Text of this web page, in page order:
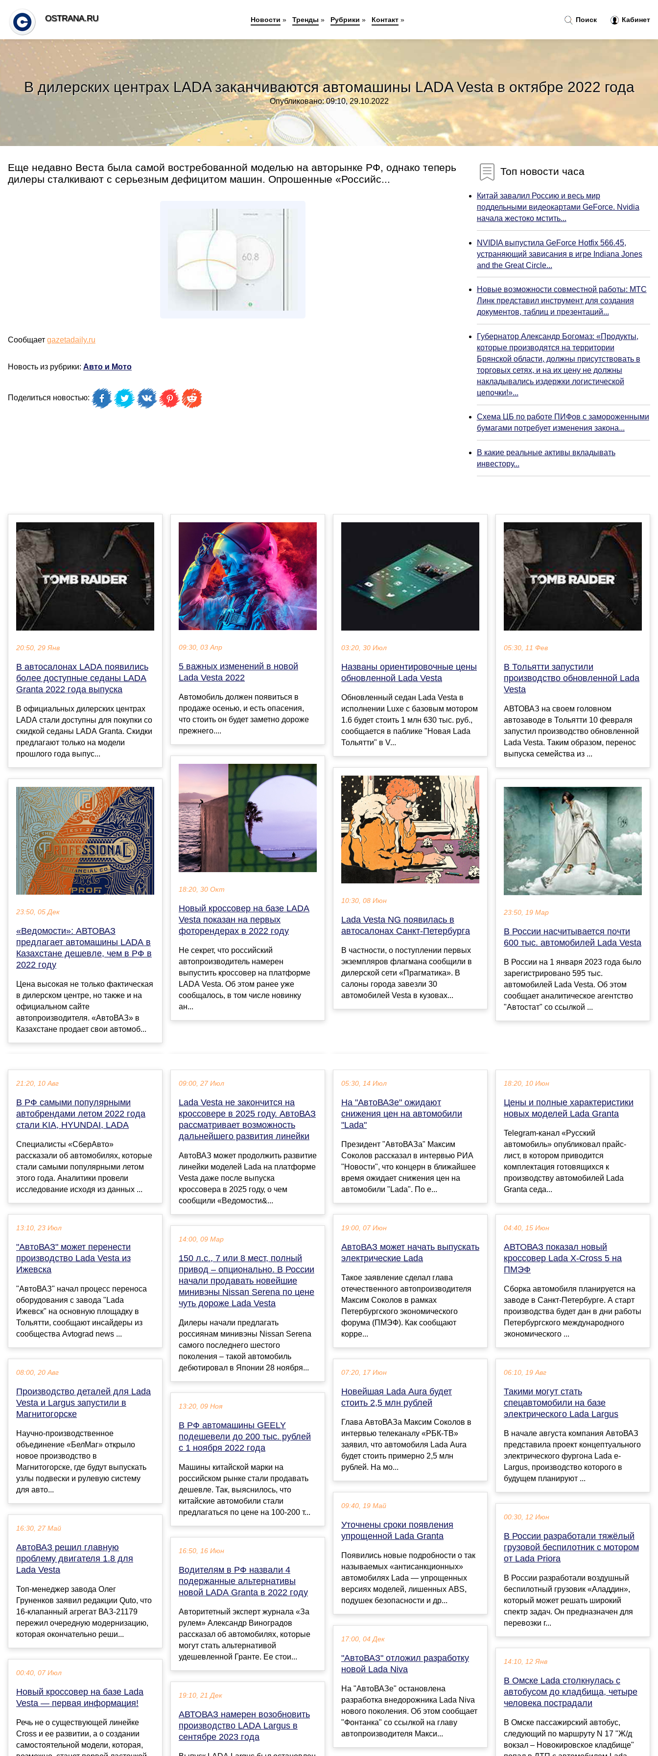
В дилерских центрах LADA заканчиваются автомашины LADA Vesta в октябре 2022 года
Опубликовано: 09:10, 29.10.2022
Еще недавно Веста была самой востребованной моделью на авторынке РФ, однако теперь
дилеры сталкивают с серьезным дефицитом машин. Опрошенные «Российс...
Сообщает gazetadaily.ru
Новость из рубрики: Авто и Мото
Поделиться новостью:
Топ новости часа
Китай завалил Россию и весь мир
поддельными видеокартами GeForce. Nvidia
начала жестоко мстить...
NVIDIA выпустила GeForce Hotfix 566.45,
устраняющий зависания в игре Indiana Jones
and the Great Circle...
Новые возможности совместной работы: МТС
Линк представил инструмент для создания
документов, таблиц и презентаций...
Губернатор Александр Богомаз: «Продукты,
которые производятся на территории
Брянской области, должны присутствовать в
торговых сетях, и на их цену не должны
накладывались издержки логистической
цепочки!»...
Схема ЦБ по работе ПИФов с замороженными
бумагами потребует изменения закона...
В какие реальные активы вкладывать
инвестору...
20:50, 29 Янв
В автосалонах LADA появились
более доступные седаны LADA
Granta 2022 года выпуска
В официальных дилерских центрах
LADA стали доступны для покупки со
скидкой седаны LADA Granta. Скидки
предлагают только на модели
прошлого года выпус...
23:50, 05 Дек
«Ведомости»: АВТОВАЗ
предлагает автомашины LADA в
Казахстане дешевле, чем в РФ в
2022 году
Цена высокая не только фактическая
в дилерском центре, но также и на
официальном сайте
автопроизводителя. «АвтоВАЗ» в
Казахстане продает свои автомоб...
09:30, 03 Апр
5 важных изменений в новой
Lada Vesta 2022
Автомобиль должен появиться в
продаже осенью, и есть опасения,
что стоить он будет заметно дороже
прежнего....
18:20, 30 Окт
Новый кроссовер на базе LADA
Vesta показан на первых
фоторендерах в 2022 году
Не секрет, что российский
автопроизводитель намерен
выпустить кроссовер на платформе
LADA Vesta. Об этом ранее уже
сообщалось, в том числе новинку
ан...
03:20, 30 Июл
Названы ориентировочные цены
обновленной Lada Vesta
Обновленный седан Lada Vesta в
исполнении Luxe с базовым мотором
1.6 будет стоить 1 млн 630 тыс. руб.,
сообщается в паблике "Новая Lada
Тольятти" в V...
10:30, 08 Июн
Lada Vesta NG появилась в
автосалонах Санкт-Петербурга
В частности, о поступлении первых
экземпляров флагмана сообщили в
дилерской сети «Прагматика». В
салоны города завезли 30
автомобилей Vesta в кузовах...
05:30, 11 Фев
В Тольятти запустили
производство обновленной Lada
Vesta
АВТОВАЗ на своем головном
автозаводе в Тольятти 10 февраля
запустил производство обновленной
Lada Vesta. Таким образом, перенос
выпуска семейства из ...
23:50, 19 Мар
В России насчитывается почти
600 тыс. автомобилей Lada Vesta
В России на 1 января 2023 года было
зарегистрировано 595 тыс.
автомобилей Lada Vesta. Об этом
сообщает аналитическое агентство
"Автостат" со ссылкой ...
21:20, 10 Авг
В РФ самыми популярными
автобрендами летом 2022 года
стали KIA, HYUNDAI, LADA
Специалисты «СберАвто»
рассказали об автомобилях, которые
стали самыми популярными летом
этого года. Аналитики провели
исследование исходя из данных ...
13:10, 23 Июл
"АвтоВАЗ" может перенести
производство Lada Vesta из
Ижевска
"АвтоВАЗ" начал процесс переноса
оборудования с завода "Lada
Ижевск" на основную площадку в
Тольятти, сообщают инсайдеры из
сообщества Avtograd news ...
08:00, 20 Авг
Производство деталей для Lada
Vesta и Largus запустили в
Магнитогорске
Научно-производственное
объединение «БелМаг» открыло
новое производство в
Магнитогорске, где будут выпускать
узлы подвески и рулевую систему
для авто...
16:30, 27 Май
АвтоВАЗ решил главную
проблему двигателя 1.8 для
Lada Vesta
Топ-менеджер завода Олег
Груненков заявил редакции Quto, что
16-клапанный агрегат ВАЗ-21179
пережил очередную модернизацию,
которая окончательно реши...
00:40, 07 Июл
Новый кроссовер на базе Lada
Vesta — первая информация!
Речь не о существующей линейке
Cross и ее развитии, а о создании
самостоятельной модели, которая,
09:00, 27 Июл
Lada Vesta не закончится на
кроссовере в 2025 году. АвтоВАЗ
рассматривает возможность
дальнейшего развития линейки
АвтоВАЗ может продолжить развитие
линейки моделей Lada на платформе
Vesta даже после выпуска
кроссовера в 2025 году, о чем
сообщили «Ведомости&...
14:00, 09 Мар
150 л.с., 7 или 8 мест, полный
привод – опционально. В России
начали продавать новейшие
минивэны Nissan Serena по цене
чуть дороже Lada Vesta
Дилеры начали предлагать
россиянам минивэны Nissan Serena
самого последнего шестого
поколения – такой автомобиль
дебютировал в Японии 28 ноября...
13:20, 09 Ноя
В РФ автомашины GEELY
подешевели до 200 тыс. рублей
с 1 ноября 2022 года
Машины китайской марки на
российском рынке стали продавать
дешевле. Так, выяснилось, что
китайские автомобили стали
предлагаться по цене на 100-200 т...
16:50, 16 Июн
Водителям в РФ назвали 4
подержанные альтернативы
новой LADA Granta в 2022 году
Авторитетный эксперт журнала «За
рулем» Александр Виноградов
рассказал об автомобилях, которые
могут стать альтернативой
удешевленной Гранте. Ее стои...
19:10, 21 Дек
АВТОВАЗ намерен возобновить
производство LADA Largus в
сентябре 2023 года
05:30, 14 Июл
На "АвтоВАЗе" ожидают
снижения цен на автомобили
"Lada"
Президент "АвтоВАЗа" Максим
Соколов рассказал в интервью РИА
"Новости", что концерн в ближайшее
время ожидает снижения цен на
автомобили "Lada". По е...
19:00, 07 Июн
АвтоВАЗ может начать выпускать
электрические Lada
Такое заявление сделал глава
отечественного автопроизводителя
Максим Соколов в рамках
Петербургского экономического
форума (ПМЭФ). Как сообщают
корре...
07:20, 17 Июн
Новейшая Lada Aura будет
стоить 2,5 млн рублей
Глава АвтоВАЗа Максим Соколов в
интервью телеканалу «РБК-ТВ»
заявил, что автомобиля Lada Aura
будет стоить примерно 2,5 млн
рублей. На мо...
09:40, 19 Май
Уточнены сроки появления
упрощенной Lada Granta
Появились новые подробности о так
называемых «антисанкционных»
автомобилях Lada — упрощенных
версиях моделей, лишенных ABS,
подушек безопасности и др...
17:00, 04 Дек
"АвтоВАЗ" отложил разработку
новой Lada Niva
На "АвтоВАЗе" остановлена
разработка внедорожника Lada Niva
нового поколения. Об этом сообщает
"Фонтанка" со ссылкой на главу
автопроизводителя Макси...
18:20, 10 Июн
Цены и полные характеристики
новых моделей Lada Granta
Telegram-канал «Русский
автомобиль» опубликовал прайс-
лист, в котором приводится
комплектация готовящихся к
производству автомобилей Lada
Granta седа...
04:40, 15 Июн
АВТОВАЗ показал новый
кроссовер Lada X-Cross 5 на
ПМЭФ
Сборка автомобиля планируется на
заводе в Санкт-Петербурге. А старт
производства будет дан в дни работы
Петербургского международного
экономического ...
06:10, 19 Авг
Такими могут стать
спецавтомобили на базе
электрического Lada Largus
В начале августа компания АвтоВАЗ
представила проект концептуального
электрического фургона Lada e-
Largus, производство которого в
будущем планируют ...
00:30, 12 Июн
В России разработали тяжёлый
грузовой беспилотник с мотором
от Lada Priora
В России разработали воздушный
беспилотный грузовик «Аладдин»,
который может решать широкий
спектр задач. Он предназначен для
перевозки г...
14:10, 12 Янв
В Омске Lada столкнулась с
автобусом до кладбища, четыре
человека пострадали
В Омске пассажирский автобус,
следующий по маршруту N 17 "Ж/д
вокзал – Новокировское кладбище"
Поиск Кабинет
OSTRANA.RU Новости » Тренды » Рубрики » Контакт»